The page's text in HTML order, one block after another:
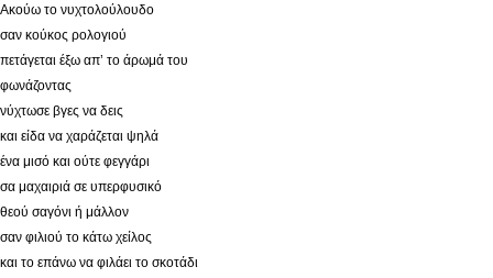
Ακούω το νυχτολούλουδο
σαν κούκος ρολογιού
πετάγεται έξω απ’ το άρωμά του
φωνάζοντας
νύχτωσε βγες να δεις
και είδα να χαράζεται ψηλά
ένα μισό και ούτε φεγγάρι
σα μαχαιριά σε υπερφυσικό
θεού σαγόνι ή μάλλον
σαν φιλιού το κάτω χείλος
και το επάνω να φιλάει το σκοτάδι